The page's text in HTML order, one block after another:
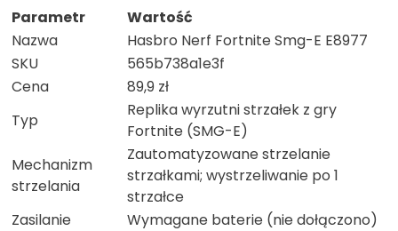
Parametr
Wartość
Nazwa
Hasbro Nerf Fortnite Smg-E E8977
SKU
565b738a1e3f
Cena
89,9 zł
Typ
Replika wyrzutni strzałek z gry
Fortnite (SMG-E)
Mechanizm
strzelania
Zautomatyzowane strzelanie
strzałkami; wystrzeliwanie po 1
strzałce
Zasilanie
Wymagane baterie (nie dołączono)